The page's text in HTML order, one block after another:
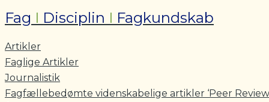
Fag I Disciplin I Fagkundskab
Artikler
Faglige Artikler
Journalistik
Fagfællebedømte videnskabelige artikler ‘Peer